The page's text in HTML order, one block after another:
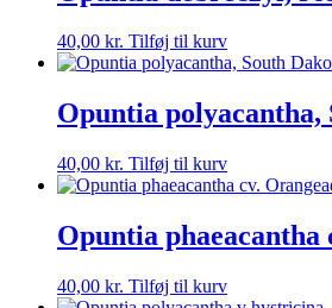
40,00 kr. Tilføj til kurv
Opuntia polyacantha,
40,00 kr. Tilføj til kurv
Opuntia phaeacantha
40,00 kr. Tilføj til kurv